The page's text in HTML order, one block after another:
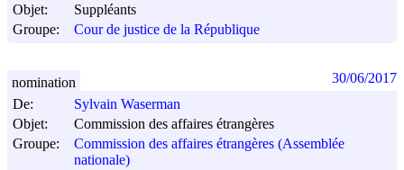
Objet:
Suppléants
Groupe:
Cour de justice de la République
De:
Sylvain Waserman
Objet:
Commission des affaires étrangères
Groupe:
Commission des affaires étrangères (Assemblée
nationale)
nomination 30/06/2017